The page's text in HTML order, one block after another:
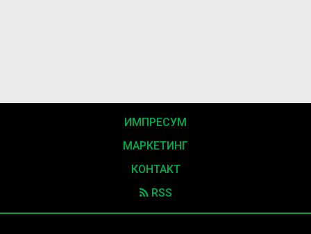
ИМПРЕСУМ
МАРКЕТИНГ
КОНТАКТ
RSS